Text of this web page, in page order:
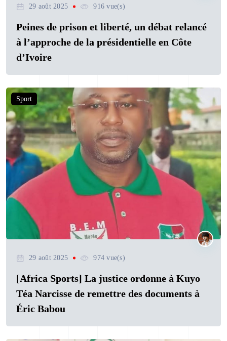
29 août 2025 916 vue(s)
Peines de prison et liberté, un débat relancé
à l’approche de la présidentielle en Côte
d’Ivoire
Sport
29 août 2025 974 vue(s)
[Africa Sports] La justice ordonne à Kuyo
Téa Narcisse de remettre des documents à
Éric Babou